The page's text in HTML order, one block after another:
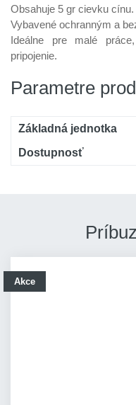
Obsahuje 5 gr cievku cínu.
Vybavené ochranným a
Ideálne pre malé
pripojenie.
Parametre
Základná jednotka
Dostupnosť
Akce